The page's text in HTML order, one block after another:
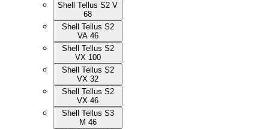
Shell Tellus S2 V
68
Shell Tellus S2
VA 46
Shell Tellus S2
VX 100
Shell Tellus S2
VX 32
Shell Tellus S2
VX 46
Shell Tellus S3
M 46